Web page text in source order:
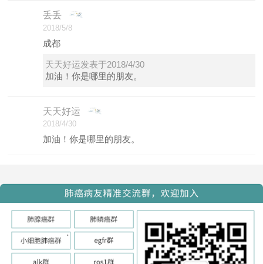
丢丢
2018/5/8
成都
天天好运发表于2018/4/30
加油！你是哪里的朋友。
天天好运
2018/4/30
加油！你是哪里的朋友。